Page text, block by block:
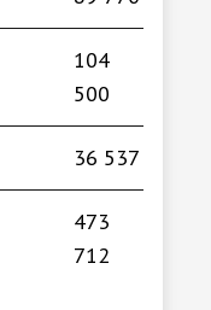
104
500
36 537
473
712